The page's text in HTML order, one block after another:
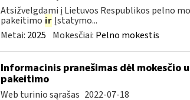
Atsižvelgdami į Lietuvos Respublikos pelno
pakeitimo ir Įstatymo...
Metai: 2025 Mokesčiai: Pelno mokestis
Informacinis pranešimas dėl
pakeitimo
Web turinio sąrašas 2022-07-18